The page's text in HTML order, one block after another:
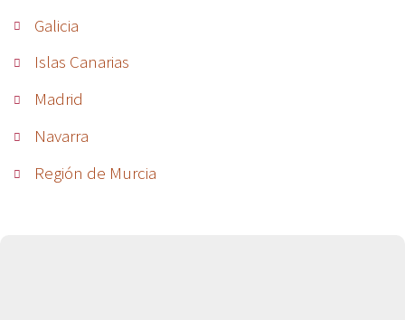
Galicia
Islas Canarias
Madrid
Navarra
Región de Murcia